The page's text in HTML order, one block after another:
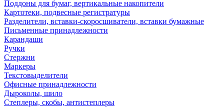
Поддоны для бумаг, вертикальные накопители
Картотеки, подвесные регистратуры
Разделители, вставки-скоросшиватели, вставки бумажные
Письменные принадлежности
Карандаши
Ручки
Стержни
Маркеры
Текстовыделители
Офисные принадлежности
Дыроколы, шило
Степлеры, скобы, антистеплеры